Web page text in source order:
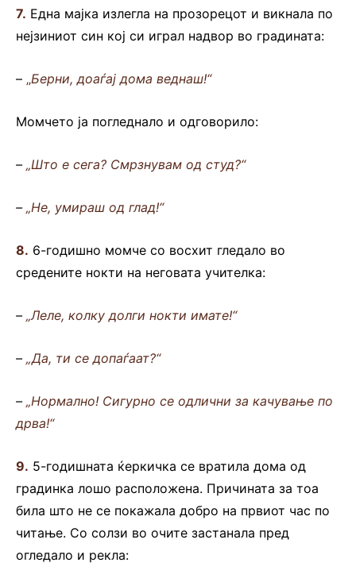
7. Една мајка излегла на прозорецот и викнала по
нејзиниот син кој си играл надвор во градината:
– „Берни, доаѓај дома веднаш!“
Момчето ја погледнало и одговорило:
– „Што е сега? Смрзнувам од студ?“
– „Не, умираш од глад!“
8. 6-годишно момче со восхит гледало во
средените нокти на неговата учителка:
– „Леле, колку долги нокти имате!“
– „Да, ти се допаѓаат?“
– „Нормално! Сигурно се одлични за качување по
дрва!“
9. 5-годишната ќеркичка се вратила дома од
градинка лошо расположена. Причината за тоа
била што не се покажала добро на првиот час по
читање. Со солзи во очите застанала пред
огледало и рекла: